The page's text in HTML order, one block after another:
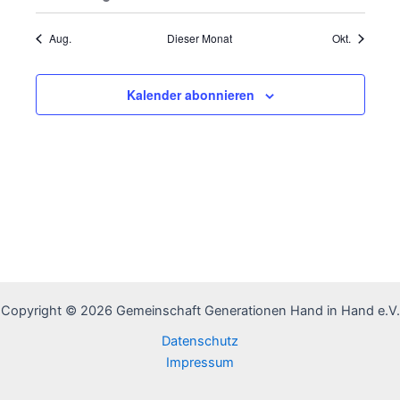
Veranstaltungen
Veranstaltung
Aug. Dieser Monat Okt.
Kalender abonnieren
Copyright © 2026 Gemeinschaft Generationen Hand in Hand e.V.
Datenschutz
Impressum